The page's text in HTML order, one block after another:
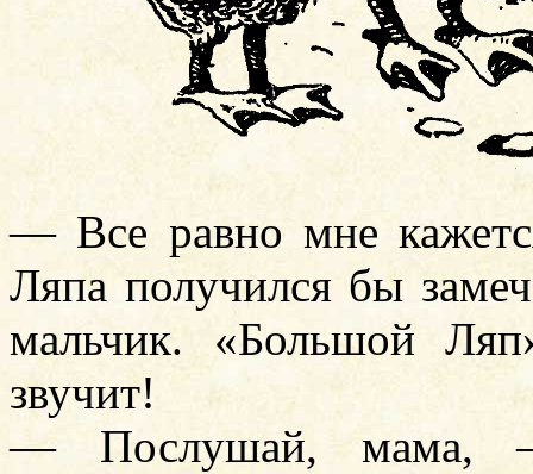
— Все равно мне
Ляпа получился бы
мальчик. «Большой
звучит!
— Послушай, мама,